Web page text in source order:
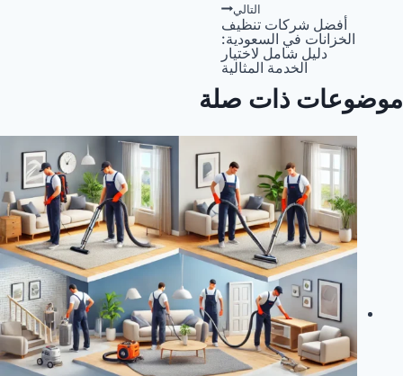
تصفّح
المقالات
التالي
أفضل شركات تنظيف
الخزانات في السعودية:
دليل شامل لاختيار
الخدمة المثالية
موضوعات ذات صلة